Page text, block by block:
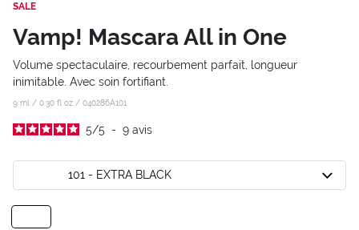
SALE
Vamp! Mascara All in One
Volume spectaculaire, recourbement parfait, longueur
inimitable. Avec soin fortifiant.
9 ml / 0.30 fl oz / 040286A101
5/5 - 9 avis
101 - EXTRA BLACK